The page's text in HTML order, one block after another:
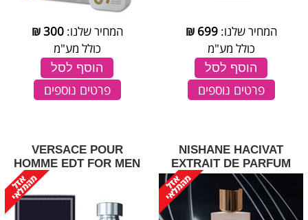
המחיר שלנו:699
₪
כולל מע"מ
הוסף לסל
פרטים נוספים
המחיר שלנו:300
₪
כולל מע"מ
הוסף לסל
פרטים נוספים
NISHANE HACIVAT
EXTRAIT DE PARFUM
VERSACE POUR
HOMME EDT FOR MEN